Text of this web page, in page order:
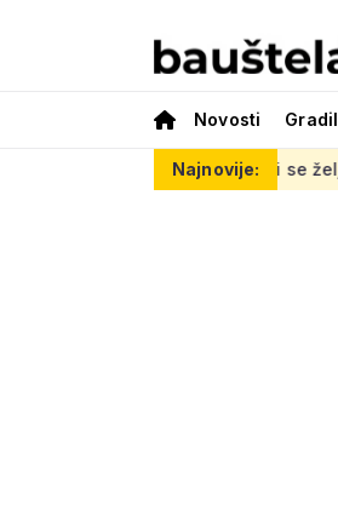
Novosti
Najnovije:
opasno, radovi se željno čekaju